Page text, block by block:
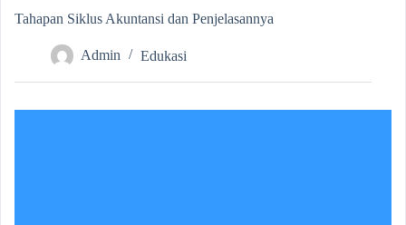
Tahapan Siklus Akuntansi dan Penjelasannya
Admin Edukasi